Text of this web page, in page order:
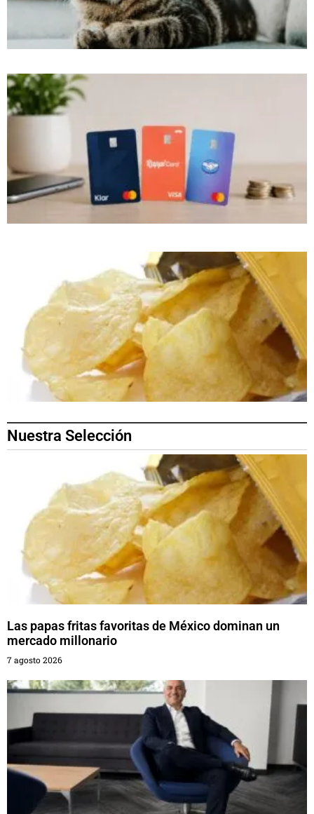
Nuestra Selección
Las papas fritas favoritas de México dominan un
mercado millonario
7 agosto 2026